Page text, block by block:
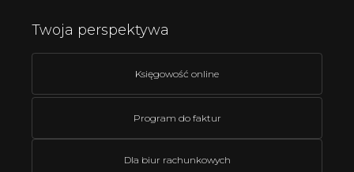
Twoja perspektywa
Księgowość online
Program do faktur
Dla biur rachunkowych